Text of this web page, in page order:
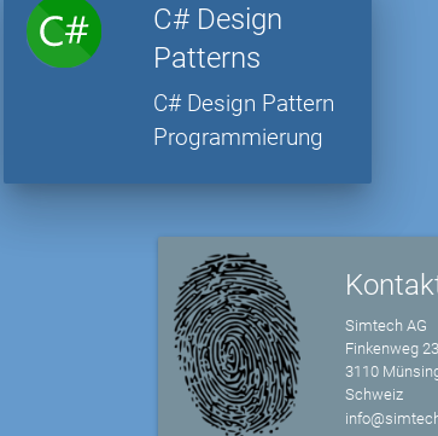
C# Design
Patterns
C# Design Pattern
Programmierung
Simtech AG
Finkenweg 23
3110
Schweiz